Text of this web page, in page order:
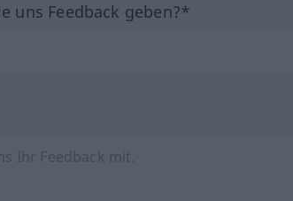
uns Feedback geben?*